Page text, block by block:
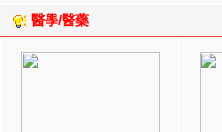
醫學/醫藥